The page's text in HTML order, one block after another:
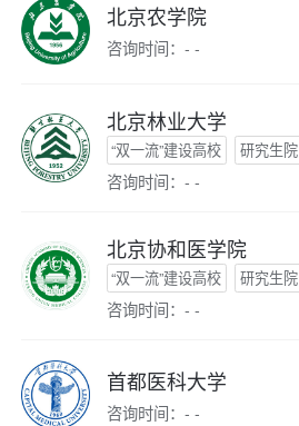
北京农学院
咨询时间：- -
北京林业大学
“双一流”建设高校 研究生院
咨询时间：- -
北京协和医学院
“双一流”建设高校 研究生院
咨询时间：- -
首都医科大学
咨询时间：- -